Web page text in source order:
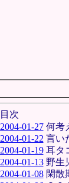
目次
2004-01-27何考
2004-01-22 言い
2004-01-19耳タ
2004-01-13野生
2004-01-08閑散